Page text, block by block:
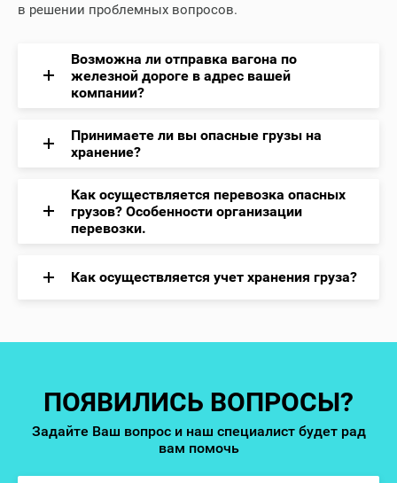
в решении проблемных вопросов.
Возможна ли отправка вагона по
железной дороге в адрес вашей
компании?
Принимаете ли вы опасные грузы на
хранение?
Как осуществляется перевозка опасных
грузов? Особенности организации
перевозки.
Как осуществляется учет хранения груза?
ПОЯВИЛИСЬ ВОПРОСЫ?
Задайте Ваш вопрос и наш специалист будет рад
вам помочь